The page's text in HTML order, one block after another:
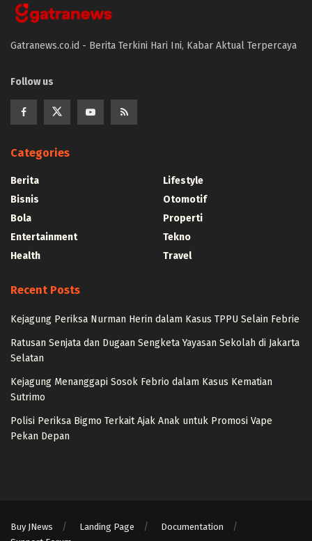
Gatranews.co.id - Berita Terkini Hari Ini, Kabar Aktual Terpercaya
Follow us
Categories
Berita
Bisnis
Bola
Entertainment
Health
Lifestyle
Otomotif
Properti
Tekno
Travel
Recent Posts
Kejagung Periksa Nurman Herin dalam Kasus TPPU Selain Febrie
Ratusan Senjata dan Dugaan Sengketa Yayasan Sekolah di Jakarta
Selatan
Kejagung Menanggapi Sosok Febrio dalam Kasus Kematian
Sutrimo
Polisi Periksa Bigmo Terkait Ajak Anak untuk Promosi Vape
Pekan Depan
Buy JNews Landing Page
Documentation